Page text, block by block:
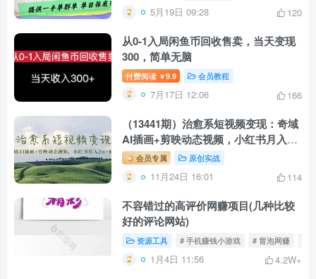
5月19日 09:28 120
从0-1入局闲鱼币回收售卖，当天变现
300，简单无脑
付费阅读 ￥9.9 会员教程
7月17日 12:06 166
（13441期）治愈系短视频变现：奇域
AI插画+剪映动态视频，小红书月入
2w+秘诀
会员专属 原创实战
11月24日 16:01 114
不容错过的高评价网赚项目(几种比较
好的评论网站)
资源工具 # 手机赚钱小游戏 # 冒泡网赚
1月4日 11:56 4.2W+